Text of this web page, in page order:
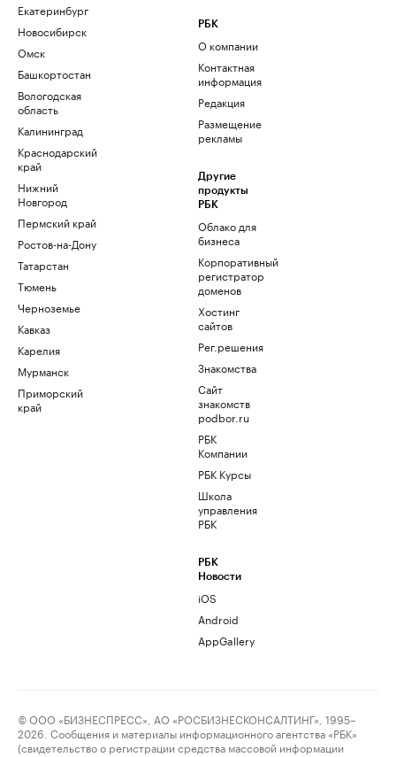
Екатеринбург
Новосибирск
Омск
Башкортостан
Вологодская
область
Калининград
Краснодарский
край
Нижний
Новгород
Пермский край
Ростов-на-Дону
Татарстан
Тюмень
Черноземье
Кавказ
Карелия
Мурманск
Приморский
край
РБК
О компании
Контактная
информация
Редакция
Размещение
рекламы
Другие
продукты
РБК
Облако для
бизнеса
Корпоративный
регистратор
доменов
Хостинг
сайтов
Рег.решения
Знакомства
Сайт
знакомств
podbor.ru
РБК
Компании
РБК Курсы
Школа
управления
РБК
РБК
Новости
iOS
Android
AppGallery
© ООО «БИЗНЕСПРЕСС», АО «РОСБИЗНЕСКОНСАЛТИНГ», 1995–
2026. Сообщения и материалы информационного агентства «РБК»
(свидетельство о регистрации средства массовой информации